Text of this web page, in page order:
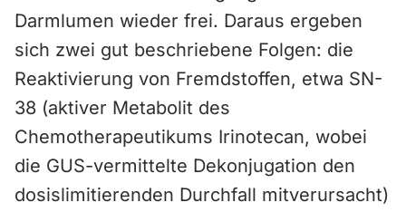
Darmlumen wieder frei. Daraus ergeben
sich zwei gut beschriebene Folgen: die
Reaktivierung von Fremdstoffen, etwa SN-
38 (aktiver Metabolit des
Chemotherapeutikums Irinotecan, wobei
die GUS-vermittelte Dekonjugation den
dosislimitierenden Durchfall mitverursacht)